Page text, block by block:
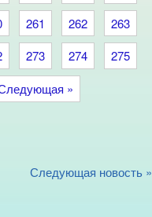
261 262
263
273 274
275
»
Следующая новость »